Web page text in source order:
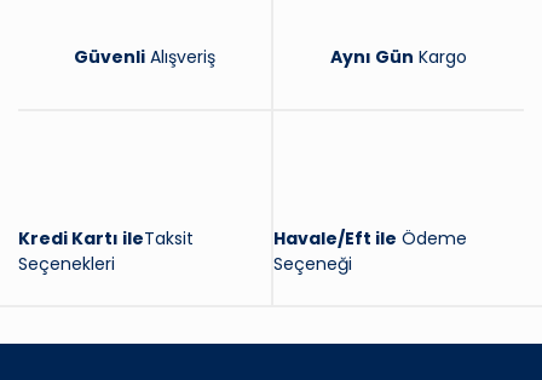
Güvenli Alışveriş Aynı Gün Kargo
Kredi Kartı ileTaksit
Seçenekleri
Havale/Eft ile Ödeme
Seçeneği